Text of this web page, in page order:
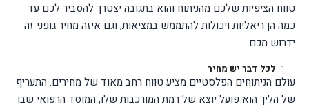
טווח הציפיות שלכם מהניתוח והוא בתגובה יצטרך להסביר לכם עד
כמה הן ריאליות ויכולות להתממש במציאות, וגם איזה מחיר גופני זה
ידרוש מכם.
לכל דבר יש מחיר
עולם הניתוחים הפלסטיים מציע טווח רחב מאוד של מחירים. התעריף
של הליך הוא פועל יוצא של רמת המורכבות שלו, המוסד הרפואי שבו